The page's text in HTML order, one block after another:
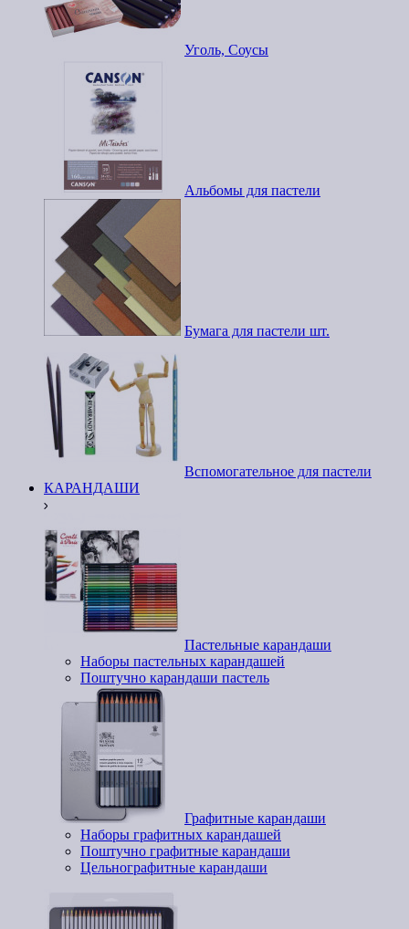
Уголь, Соусы
Альбомы для пастели
Бумага для пастели шт.
Вспомогательное для пастели
КАРАНДАШИ
Пастельные карандаши
Наборы пастельных карандашей
Поштучно карандаши пастель
Графитные карандаши
Наборы графитных карандашей
Поштучно графитные карандаши
Цельнографитные карандаши